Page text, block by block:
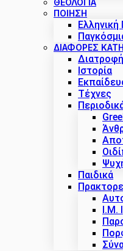
ΠΟΙΗΣΗ
Ελληνική
ΔΙΑΦΟΡΕΣ
Διατροφή
Ιστορία
Τέχνες
Παιδικά
Ι.Μ.